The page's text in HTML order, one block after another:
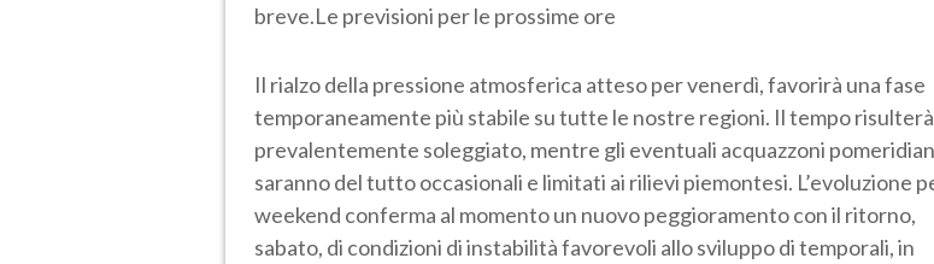
breve.Le previsioni per le prossime ore
Il rialzo della pressione atmosferica atteso per venerdì, favorirà una fase
temporaneamente più stabile su tutte le nostre regioni. Il tempo risulterà
prevalentemente soleggiato, mentre gli eventuali acquazzoni
saranno del tutto occasionali e limitati ai rilievi piemontesi. L’evoluzione
weekend conferma al momento un nuovo peggioramento con il ritorno,
sabato, di condizioni di instabilità favorevoli allo sviluppo di temporali, in